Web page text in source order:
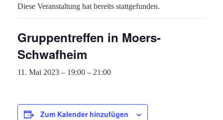
Diese Veranstaltung hat bereits stattgefunden.
Gruppentreffen in Moers-
Schwafheim
11. Mai 2023 – 19:00 – 21:00
Zum Kalender hinzufügen